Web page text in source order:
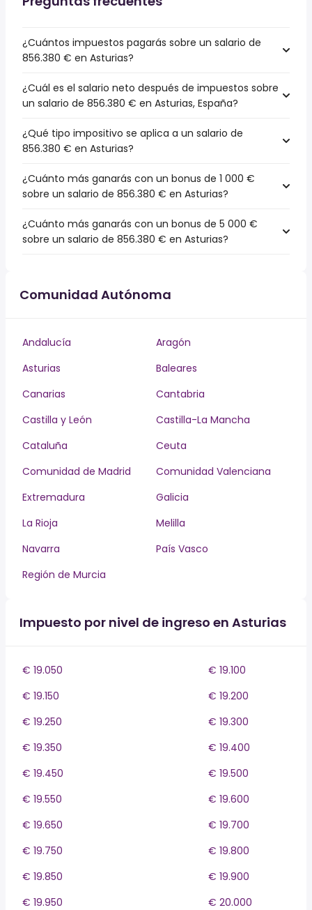
¿Cuántos impuestos pagarás sobre un salario de
856.380 € en Asturias?
¿Cuál es el salario neto después de impuestos sobre
un salario de 856.380 € en Asturias, España?
¿Qué tipo impositivo se aplica a un salario de
856.380 € en Asturias?
¿Cuánto más ganarás con un bonus de 1 000 €
sobre un salario de 856.380 € en Asturias?
¿Cuánto más ganarás con un bonus de 5 000 €
sobre un salario de 856.380 € en Asturias?
Comunidad Autónoma
Andalucía
Aragón
Asturias
Baleares
Canarias
Cantabria
Castilla y León
Castilla-La Mancha
Cataluña
Ceuta
Comunidad de Madrid
Comunidad Valenciana
Extremadura
Galicia
La Rioja
Melilla
Navarra
País Vasco
Región de Murcia
Impuesto por nivel de ingreso en Asturias
€ 19.050
€ 19.100
€ 19.150
€ 19.200
€ 19.250
€ 19.300
€ 19.350
€ 19.400
€ 19.450
€ 19.500
€ 19.550
€ 19.600
€ 19.650
€ 19.700
€ 19.750
€ 19.800
€ 19.850
€ 19.900
€ 19.950
€ 20.000